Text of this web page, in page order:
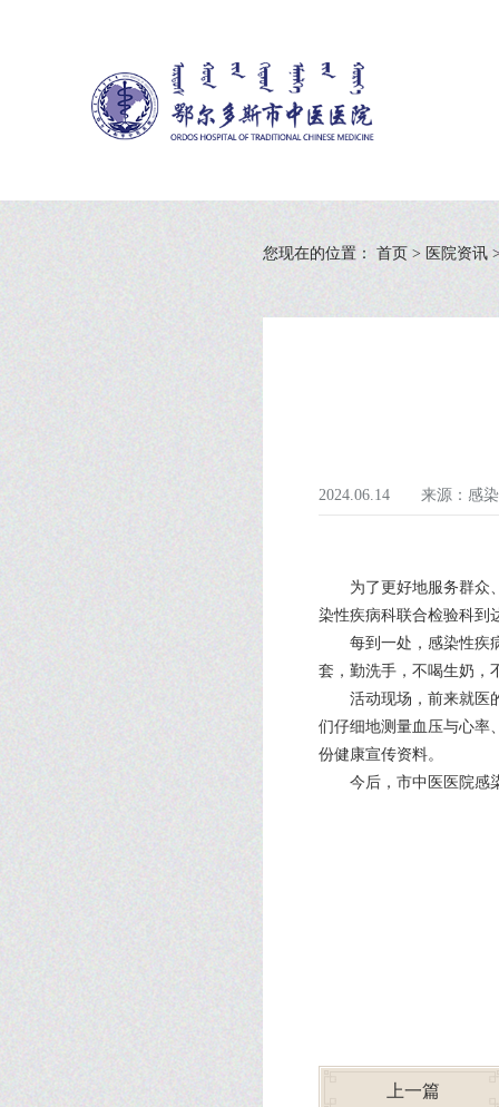
您现在的位置： 首页 >医院资讯
2024.06.14 来源：感
为了更好地服务群众
染性疾病科联合检验科到
每到一处，感染性疾
套，勤洗手，不喝生奶，
活动现场，前来就医
们仔细地测量血压与心率
份健康宣传资料。
今后，市中医医院感
上一篇